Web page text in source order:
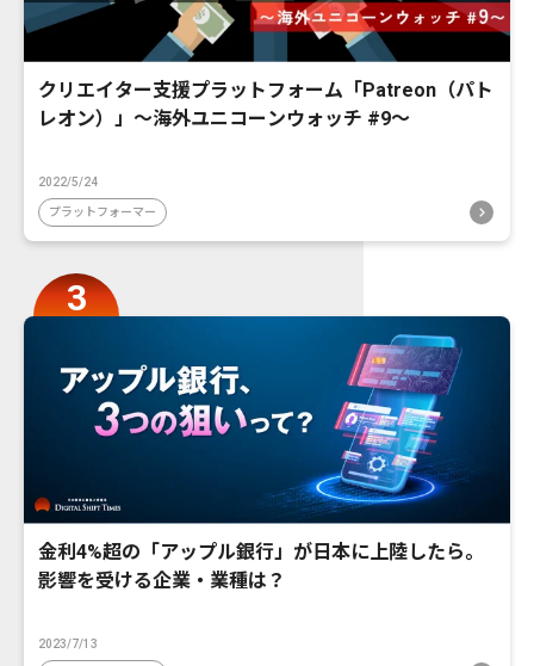
クリエイター支援プラットフォーム「Patreon（パト
レオン）」〜海外ユニコーンウォッチ #9〜
2022/5/24
プラットフォーマー
金利4%超の「アップル銀行」が日本に上陸したら。
影響を受ける企業・業種は？
2023/7/13